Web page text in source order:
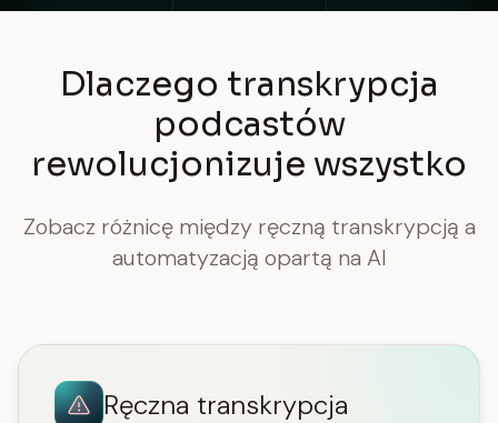
Dlaczego transkrypcja
podcastów
rewolucjonizuje wszystko
Zobacz różnicę między ręczną transkrypcją a
automatyzacją opartą na AI
Ręczna transkrypcja